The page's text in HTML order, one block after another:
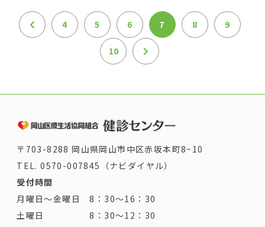
4 5 6 7 8 9
10
〒703-8288 岡山県岡山市中区赤坂本町8−10
TEL.0570-007845（ナビダイヤル）
受付時間
月曜日～金曜日 8：30～16：30
土曜日 8：30～12：30